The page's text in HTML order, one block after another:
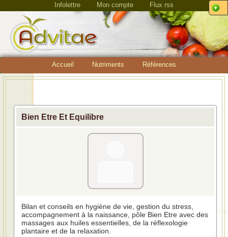
Infolettre Mon compte Flux rss
Accueil Nutriments Références
Bien Etre Et Equilibre
Bilan et conseils en hygiène de vie, gestion du stress,
accompagnement à la naissance, pôle Bien Etre avec des
massages aux huiles essentielles, de la réflexologie
plantaire et de la relaxation.